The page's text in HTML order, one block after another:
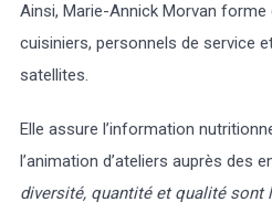
Ainsi, Marie-Annick Morvan
cuisiniers, personnels de service
satellites.
Elle assure l’information
l’animation d’ateliers auprès des
diversité, quantité et qualité sont